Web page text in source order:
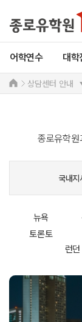
어학연수 대학
상담센터 안내
종로유학원
국내지
뉴욕
토론토
런던